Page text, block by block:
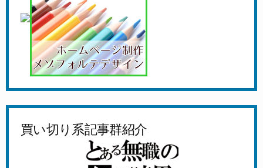
買い切り系記事群紹介